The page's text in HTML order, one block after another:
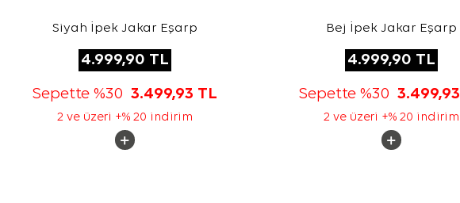
Siyah İpek Jakar Eşarp
4.999,90 TL
Sepette %30 3.499,93 TL
2 ve üzeri +% 20 indirim
Bej İpek Jakar Eşarp
4.999,90 TL
Sepette %30 3.499,93
2 ve üzeri +% 20 indirim